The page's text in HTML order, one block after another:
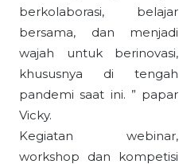
berkolaborasi, belajar
bersama, dan menjadi
wajah untuk berinovasi,
khususnya di tengah
pandemi saat ini. ” papar
Vicky.
Kegiatan webinar,
workshop dan kompetisi